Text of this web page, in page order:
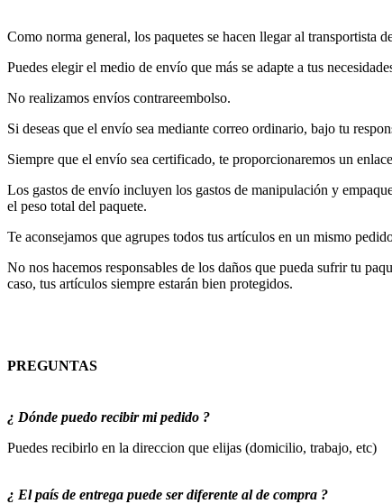
Como norma general, los paquetes se hacen llegar al transportista
Puedes elegir el medio de envío que más se adapte a tus
No realizamos envíos contrareembolso.
Si deseas que el envío sea mediante correo ordinario, bajo tu
Siempre que el envío sea certificado, te proporcionaremos un
Los gastos de envío incluyen los gastos de manipulación y
el peso total del paquete.
Te aconsejamos que agrupes todos tus artículos en un mismo
No nos hacemos responsables de los daños que pueda sufrir tu
caso, tus artículos siempre estarán bien protegidos.
PREGUNTAS
¿ Dónde puedo recibir mi pedido ?
Puedes recibirlo en la direccion que elijas (domicilio, trabajo, etc)
¿ El país de entrega puede ser diferente al de compra ?